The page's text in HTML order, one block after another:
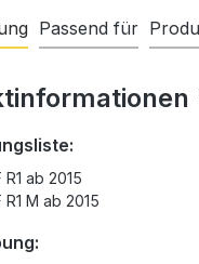
Passend für
R1 ab 2015
R1 M ab 2015